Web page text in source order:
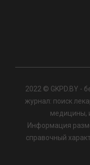
2022 © GKPD.BY -
журнал: поиск
медицины,
Информация
справочный